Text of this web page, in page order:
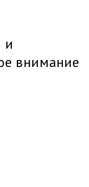
и
внимание